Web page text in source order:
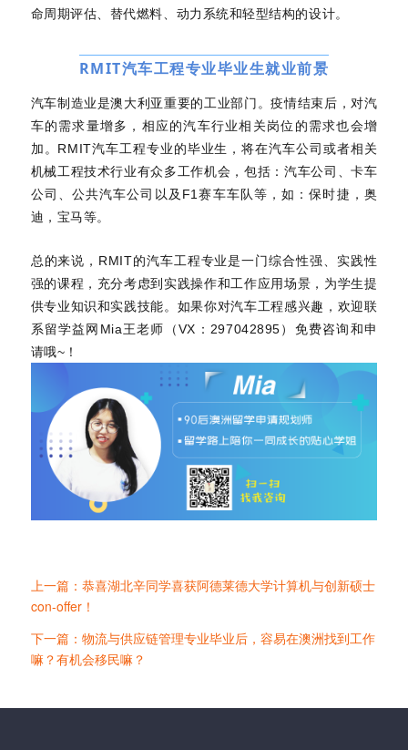
命周期评估、替代燃料、动力系统和轻型结构的设计。
RMIT汽车工程专业毕业生就业前景
汽车制造业是澳大利亚重要的工业部门。疫情结束后，对汽
车的需求量增多，相应的汽车行业相关岗位的需求也会增
加。RMIT汽车工程专业的毕业生，将在汽车公司或者相关
机械工程技术行业有众多工作机会，包括：汽车公司、卡车
公司、公共汽车公司以及F1赛车车队等，如：保时捷，奥
迪，宝马等。
总的来说，RMIT的汽车工程专业是一门综合性强、实践性
强的课程，充分考虑到实践操作和工作应用场景，为学生提
供专业知识和实践技能。如果你对汽车工程感兴趣，欢迎联
系留学益网Mia王老师（VX：297042895）免费咨询和申
请哦~！
上一篇：恭喜湖北辛同学喜获阿德莱德大学计算机与创新硕士
con-offer！
下一篇：物流与供应链管理专业毕业后，容易在澳洲找到工作
嘛？有机会移民嘛？